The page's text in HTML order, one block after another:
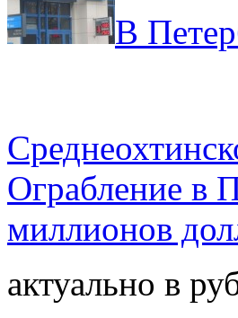
В
Ограбление в
миллионов
актуально в